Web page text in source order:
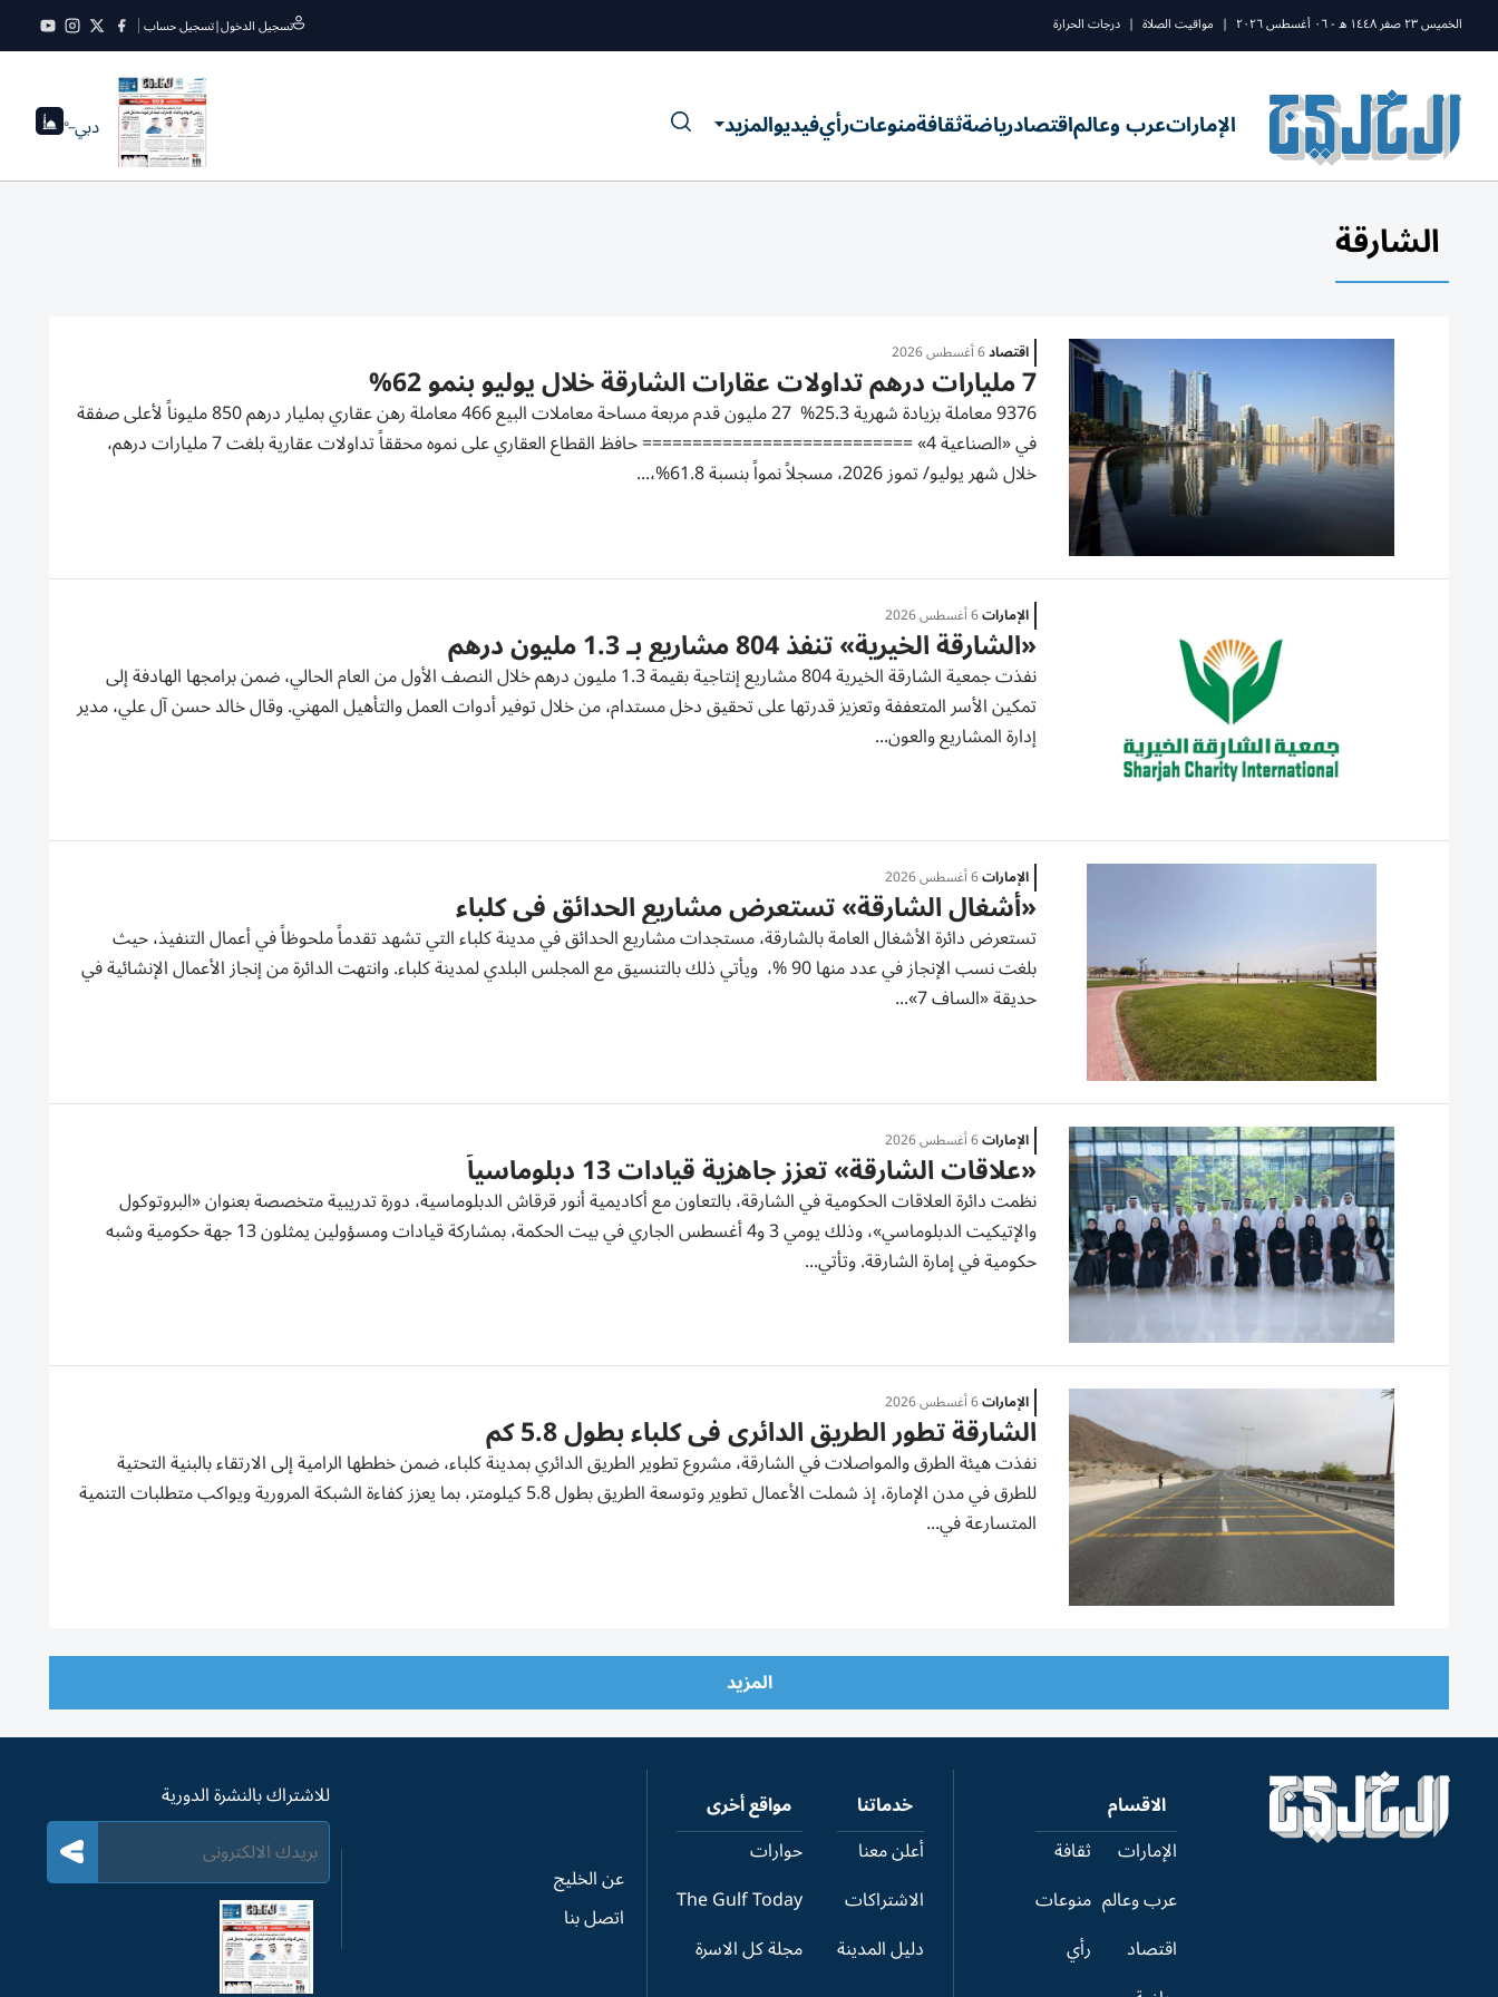
الخميس ٢٣ صفر ١٤٤٨ ه - ٠٦ أغسطس ٢٠٢٦ | مواقيت الصلاة | درجات الحرارة تسجيل الدخول|تسجيل حساب
الإماراتعرب وعالماقتصادرياضةثقافةمنوعاترأيفيديوالمزيد دبي--°
الشارقة
اقتصاد6 أغسطس 2026
7 مليارات درهم تداولات عقارات الشارقة خلال يوليو بنمو 62%
9376 معاملة بزيادة شهرية 25.3% 27 مليون قدم مربعة مساحة معاملات البيع 466 معاملة رهن عقاري بمليار درهم 850 مليوناً لأعلى صفقة
في «الصناعية 4» =========================== حافظ القطاع العقاري على نموه محققاً تداولات عقارية بلغت 7 مليارات درهم،
خلال شهر يوليو/ تموز 2026، مسجلاً نمواً بنسبة 61.8%،...
الإمارات6 أغسطس 2026
«الشارقة الخيرية» تنفذ 804 مشاريع بـ 1.3 مليون درهم
نفذت جمعية الشارقة الخيرية 804 مشاريع إنتاجية بقيمة 1.3 مليون درهم خلال النصف الأول من العام الحالي، ضمن برامجها الهادفة إلى
تمكين الأسر المتعففة وتعزيز قدرتها على تحقيق دخل مستدام، من خلال توفير أدوات العمل والتأهيل المهني. وقال خالد حسن آل علي، مدير
إدارة المشاريع والعون...
الإمارات6 أغسطس 2026
«أشغال الشارقة» تستعرض مشاريع الحدائق في كلباء
تستعرض دائرة الأشغال العامة بالشارقة، مستجدات مشاريع الحدائق في مدينة كلباء التي تشهد تقدماً ملحوظاً في أعمال التنفيذ، حيث
بلغت نسب الإنجاز في عدد منها 90 %، ويأتي ذلك بالتنسيق مع المجلس البلدي لمدينة كلباء. وانتهت الدائرة من إنجاز الأعمال الإنشائية في
حديقة «الساف 7»...
الإمارات6 أغسطس 2026
«علاقات الشارقة» تعزز جاهزية قيادات 13 دبلوماسياً
نظمت دائرة العلاقات الحكومية في الشارقة، بالتعاون مع أكاديمية أنور قرقاش الدبلوماسية، دورة تدريبية متخصصة بعنوان «البروتوكول
والإتيكيت الدبلوماسي»، وذلك يومي 3 و4 أغسطس الجاري في بيت الحكمة، بمشاركة قيادات ومسؤولين يمثلون 13 جهة حكومية وشبه
حكومية في إمارة الشارقة. وتأتي...
الإمارات6 أغسطس 2026
الشارقة تطور الطريق الدائري في كلباء بطول 5.8 كم
نفذت هيئة الطرق والمواصلات في الشارقة، مشروع تطوير الطريق الدائري بمدينة كلباء، ضمن خططها الرامية إلى الارتقاء بالبنية التحتية
للطرق في مدن الإمارة، إذ شملت الأعمال تطوير وتوسعة الطريق بطول 5.8 كيلومتر، بما يعزز كفاءة الشبكة المرورية ويواكب متطلبات التنمية
المتسارعة في...
المزيد
الاقسام
الإمارات
عرب وعالم
اقتصاد
ثقافة
منوعات
رأي
خدماتنا
أعلن معنا
الاشتراكات
دليل المدينة
مواقع أخرى
حوارات
The Gulf Today
مجلة كل الاسرة
عن الخليج
اتصل بنا
للاشتراك بالنشرة الدورية